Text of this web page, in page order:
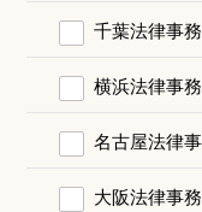
千葉法律事
横浜法律事
名古屋法律
大阪法律事